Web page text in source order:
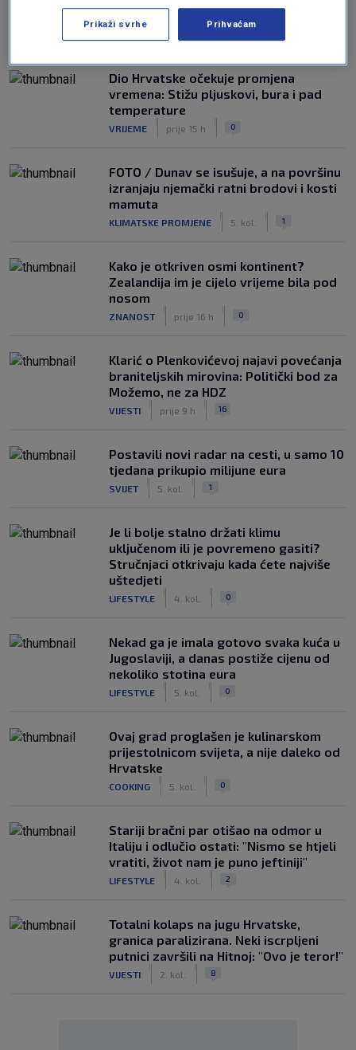
NAJČITANIJE
Dio Hrvatske očekuje promjena
vremena: Stižu pljuskovi, bura i pad
temperature
VRIJEME prije 15 h 0
FOTO / Dunav se isušuje, a na površinu
izranjaju njemački ratni brodovi i kosti
mamuta
KLIMATSKE PROMJENE 5. kol. 1
Kako je otkriven osmi kontinent?
Zealandija im je cijelo vrijeme bila pod
nosom
ZNANOST prije 16 h 0
Klarić o Plenkovićevoj najavi povećanja
braniteljskih mirovina: Politički bod za
Možemo, ne za HDZ
VIJESTI prije 9 h 16
Postavili novi radar na cesti, u samo 10
tjedana prikupio milijune eura
SVIJET 5. kol. 1
Je li bolje stalno držati klimu
uključenom ili je povremeno gasiti?
Stručnjaci otkrivaju kada ćete najviše
uštedjeti
LIFESTYLE 4. kol. 0
Nekad ga je imala gotovo svaka kuća u
Jugoslaviji, a danas postiže cijenu od
nekoliko stotina eura
LIFESTYLE 5. kol. 0
Ovaj grad proglašen je kulinarskom
prijestolnicom svijeta, a nije daleko od
Hrvatske
COOKING 5. kol. 0
Stariji bračni par otišao na odmor u
Italiju i odlučio ostati: "Nismo se htjeli
vratiti, život nam je puno jeftiniji"
LIFESTYLE 4. kol. 2
Totalni kolaps na jugu Hrvatske,
granica paralizirana. Neki iscrpljeni
putnici završili na Hitnoj: "Ovo je teror!"
VIJESTI 2. kol. 8
Prikaži svrhe Prihvaćam